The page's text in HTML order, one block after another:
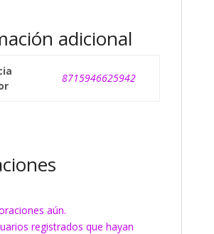
adicional
8715946625942
aún.
registrados que hayan